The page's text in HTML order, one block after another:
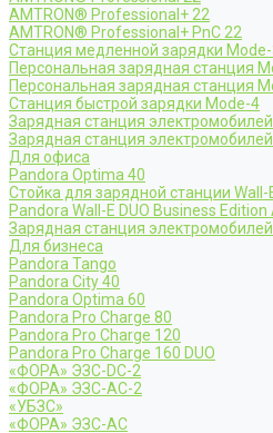
AMTRON® Professional+ 22
AMTRON® Professional+ PnC 22
Станция медленной зарядки
Персональная зарядная станция
Персональная зарядная станция
Станция быстрой зарядки Mode-4
Зарядная станция
Зарядная станция
Для офиса
Pandora Optima 40
Стойка для зарядной станции Wall-
Pandora Wall-E DUO Business
Зарядная станция
Для бизнеса
Pandora Tango
Pandora City 40
Pandora Optima 60
Pandora Pro Charge 80
Pandora Pro Charge 120
Pandora Pro Charge 160 DUO
«ФОРА» ЭЗС-DC-2
«ФОРА» ЭЗС-AC-2
«УБЗС»
«ФОРА» ЭЗС-AC